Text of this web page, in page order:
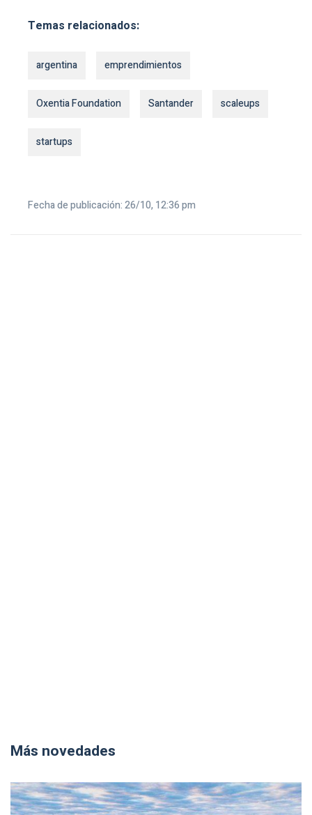
Temas relacionados:
argentina emprendimientos
Oxentia Foundation Santander scaleups
startups
Fecha de publicación: 26/10, 12:36 pm
Más novedades